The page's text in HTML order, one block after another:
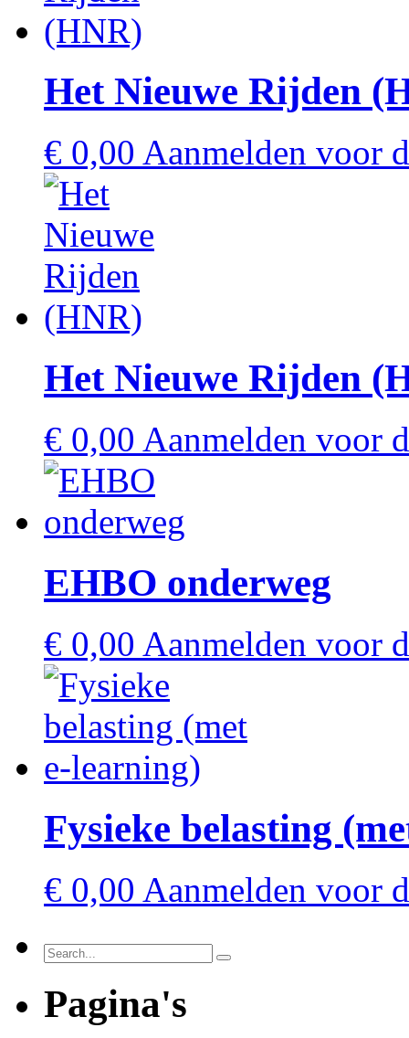
Het Nieuwe Rijden
€ 0,00 Aanmelden voor
Het Nieuwe Rijden
€ 0,00 Aanmelden voor
EHBO onderweg
€ 0,00 Aanmelden voor
Fysieke belasting
€ 0,00 Aanmelden voor
Pagina's